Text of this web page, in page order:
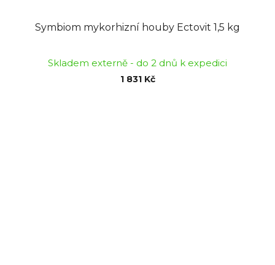
Symbiom mykorhizní houby Ectovit 1,5 kg
Skladem externě - do 2 dnů k expedici
1 831 Kč